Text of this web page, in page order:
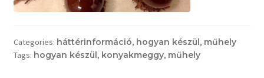
Categories: háttérinformáció, hogyan készül, műhely
Tags: hogyan készül, konyakmeggy, műhely